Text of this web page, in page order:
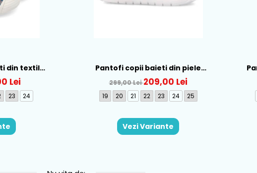
din textil
262184-A556
Lei
23 24
Pantofi copii baieti din piele
Biomecanics, Albastru - 262121-A556
299,00 Lei209,00 Lei
19 20 21 22 23 24 25
Vezi Variante